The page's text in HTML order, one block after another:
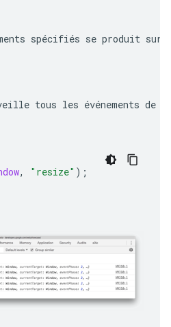
spécifiés se produit
tous les événements de
, "resize" );